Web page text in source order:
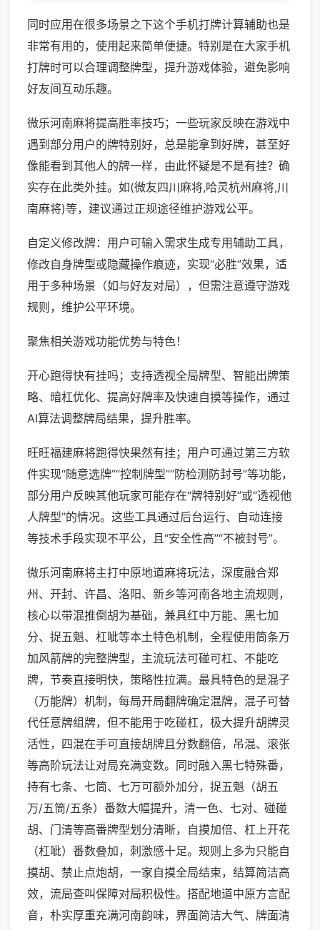
同时应用在很多场景之下这个手机打牌计算辅助也是
非常有用的，使用起来简单便捷。特别是在大家手机
打牌时可以合理调整牌型，提升游戏体验，避免影响
好友间互动乐趣。
微乐河南麻将提高胜率技巧；一些玩家反映在游戏中
遇到部分用户的牌特别好，总是能拿到好牌，甚至好
像能看到其他人的牌一样，由此怀疑是不是有挂？确
实存在此类外挂。如(微友四川麻将,哈灵杭州麻将,川
南麻将)等，建议通过正规途径维护游戏公平。
自定义修改牌：用户可输入需求生成专用辅助工具，
修改自身牌型或隐藏操作痕迹，实现“必胜”效果，适
用于多种场景（如与好友对局），但需注意遵守游戏
规则，维护公平环境。
聚焦相关游戏功能优势与特色！
开心跑得快有挂吗；支持透视全局牌型、智能出牌策
略、暗杠优化、提高好牌率及快速自摸等操作，通过
AI算法调整牌局结果，提升胜率。
旺旺福建麻将跑得快果然有挂；用户可通过第三方软
件实现“随意选牌”“控制牌型”“防检测防封号”等功能，
部分用户反映其他玩家可能存在“牌特别好”或“透视他
人牌型”的情况。这些工具通过后台运行、自动连接
等技术手段实现不平公，且“安全性高”“不被封号”。
微乐河南麻将主打中原地道麻将玩法，深度融合郑
州、开封、许昌、洛阳、新乡等河南各地主流规则，
核心以带混推倒胡为基础，兼具红中万能、黑七加
分、捉五魁、杠呲等本土特色机制，全程使用筒条万
加风箭牌的完整牌型，主流玩法可碰可杠、不能吃
牌，节奏直接明快，策略性拉满。最具特色的是混子
（万能牌）机制，每局开局翻牌确定混牌，混子可替
代任意牌组牌，但不能用于吃碰杠，极大提升胡牌灵
活性，四混在手可直接胡牌且分数翻倍，吊混、滚张
等高阶玩法让对局充满变数。同时融入黑七特殊番，
持有七条、七筒、七万可额外加分，捉五魁（胡五
万/五筒/五条）番数大幅提升，清一色、七对、碰碰
胡、门清等高番牌型划分清晰，自摸加倍、杠上开花
（杠呲）番数叠加，刺激感十足。规则上多为只能自
摸胡、禁止点炮胡，一家自摸全局结束，结算简洁高
效，流局查叫保障对局积极性。搭配地道中原方言配
音，朴实厚重充满河南韵味，界面简洁大气、牌面清